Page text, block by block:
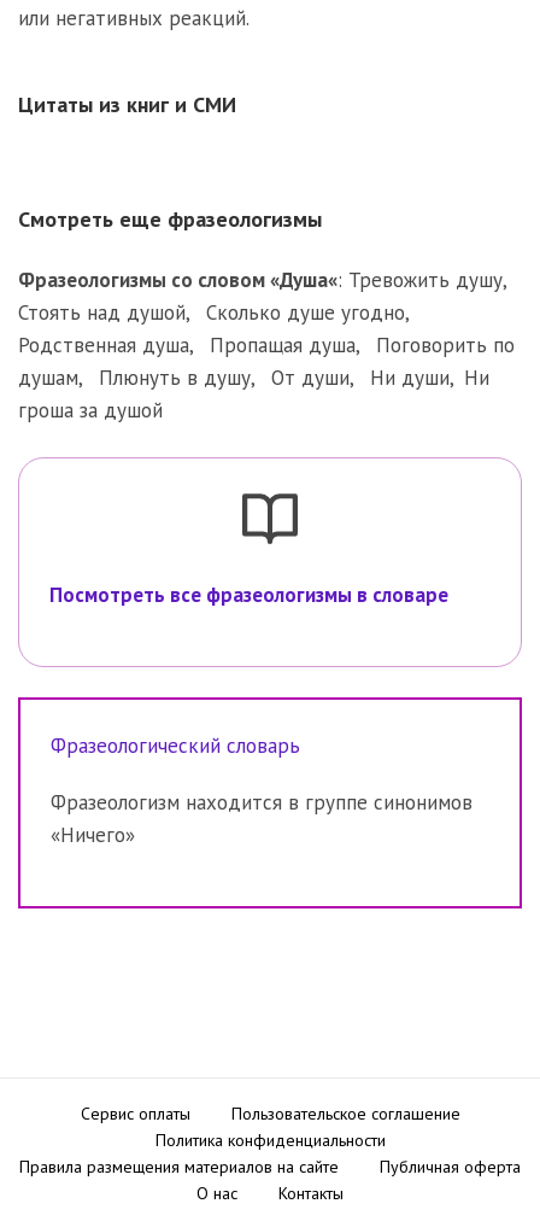
или негативных реакций.
Цитаты из книг и СМИ
Смотреть еще фразеологизмы
Фразеологизмы со словом «Душа«: Тревожить душу,
Стоять над душой, Сколько душе угодно,
Родственная душа, Пропащая душа, Поговорить по
душам, Плюнуть в душу, От души, Ни души, Ни
гроша за душой
Посмотреть все фразеологизмы в словаре
Фразеологический словарь
Фразеологизм находится в группе синонимов
«Ничего»
Сервис оплаты
Пользовательское соглашение
Политика конфиденциальности
Правила размещения материалов на сайте
Публичная оферта
О нас
Контакты